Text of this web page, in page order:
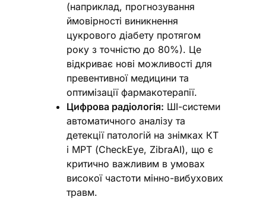
(наприклад, прогнозування
ймовірності виникнення
цукрового діабету протягом
року з точністю до 80%). Це
відкриває нові можливості для
превентивної медицини та
оптимізації фармакотерапії.
Цифрова радіологія: ШІ-системи
автоматичного аналізу та
детекції патологій на знімках КТ
і МРТ (CheckEye, ZibraAI), що є
критично важливим в умовах
високої частоти мінно-вибухових
травм.